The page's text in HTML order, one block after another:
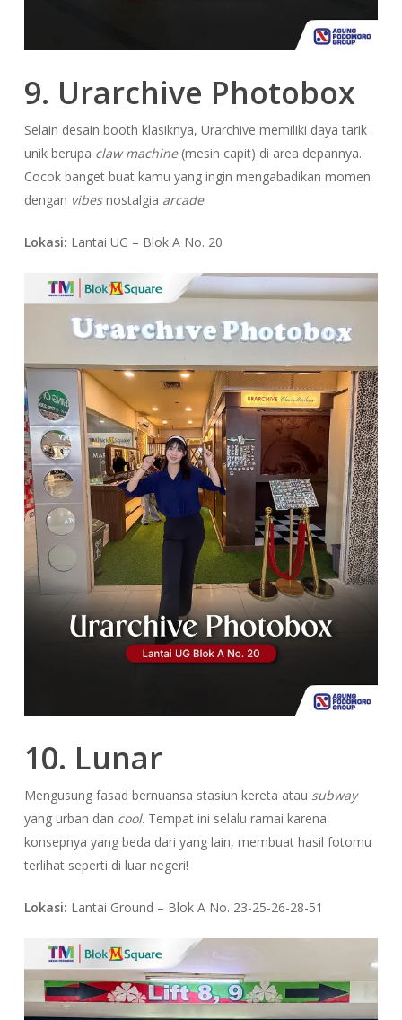
9. Urarchive Photobox
Selain desain booth klasiknya, Urarchive memiliki daya tarik
unik berupa claw machine(mesin capit) di area depannya.
Cocok banget buat kamu yang ingin mengabadikan momen
dengan vibesnostalgia arcade.
Lokasi: Lantai UG – Blok A No. 20
10. Lunar
Mengusung fasad bernuansa stasiun kereta atau subway
yang urban dan cool. Tempat ini selalu ramai karena
konsepnya yang beda dari yang lain, membuat hasil fotomu
terlihat seperti di luar negeri!
Lokasi: Lantai Ground – Blok A No. 23-25-26-28-51